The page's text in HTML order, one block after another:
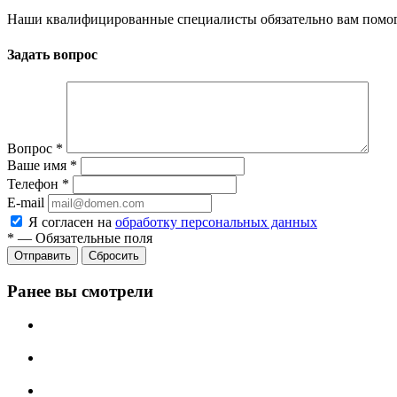
Наши квалифицированные специалисты обязательно вам
Задать вопрос
Вопрос *
Ваше имя *
Телефон *
E-mail
Я согласен на обработку персональных данных
* — Обязательные поля
Сбросить
Ранее вы смотрели